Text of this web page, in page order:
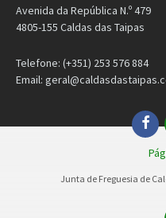
Avenida da República N.º 479
4805-155 Caldas das Taipas
Telefone: (+351) 253 576 884
Email:
Junta de Freguesia de